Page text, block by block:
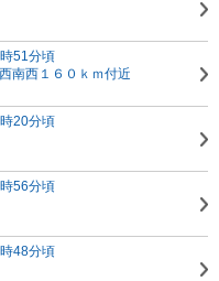
51分頃
南西１６０ｋｍ付近
20分頃
56分頃
48分頃